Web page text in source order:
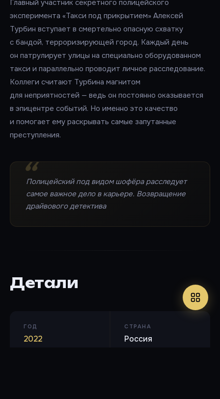
Главный участник секретного полицейского
эксперимента «Такси под прикрытием» Алексей
Турбин вступает в смертельно опасную схватку
с бандой, терроризирующей город. Каждый день
он патрулирует улицы на специально оборудованном
такси и параллельно проводит личное расследование.
Коллеги считают Турбина магнитом
для неприятностей — ведь он постоянно оказывается
в эпицентре событий. Но именно это качество
и помогает ему раскрывать самые запутанные
преступления.
Полицейский под видом шофёра расследует
самое важное дело в карьере. Возвращение
драйвового детектива
Детали
ГОД
2022
СТРАНА
Россия